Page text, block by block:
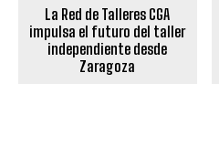
La Red de Talleres CGA
impulsa el futuro del taller
independiente desde
Zaragoza